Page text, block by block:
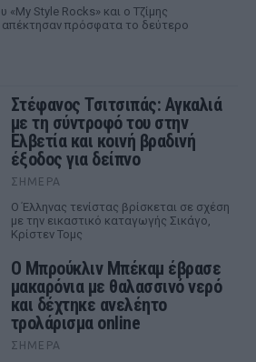
«My Style Rocks» και ο Τζίμης
πρόσφατα το δεύτερο
Στέφανος Τσιτσιπάς: Αγκαλιά
με τη σύντροφό του στην
Ελβετία και κοινή βραδινή
έξοδος για δείπνο
ΣΉΜΕΡΑ
Ο Έλληνας τενίστας βρίσκεται σε σχέση
με την εικαστικό καταγωγής Σικάγο,
Κρίστεν Τομς
Ο Μπρούκλιν Μπέκαμ έβρασε
μακαρόνια με θαλασσινό νερό
και δέχτηκε ανελέητο
τρολάρισμα online
ΣΉΜΕΡΑ